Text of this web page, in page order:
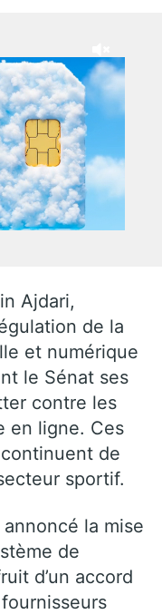
Ajdari,
de la
et numérique
le Sénat ses
contre les
en ligne. Ces
de
sportif.
annoncé la mise
de
d’un accord